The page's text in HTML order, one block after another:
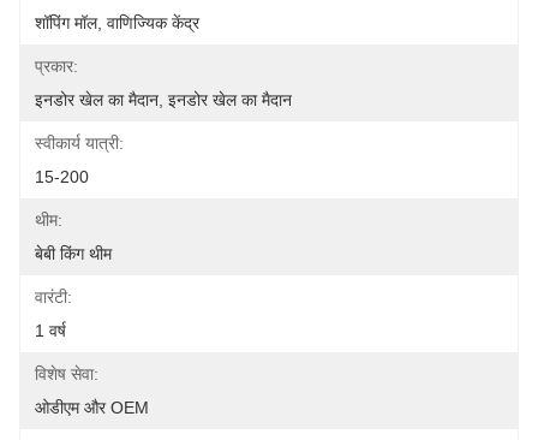
शॉपिंग मॉल, वाणिज्यिक केंद्र
प्रकार:
इनडोर खेल का मैदान, इनडोर खेल का मैदान
स्वीकार्य यात्री:
15-200
थीम:
बेबी किंग थीम
वारंटी:
1 वर्ष
विशेष सेवा:
ओडीएम और OEM